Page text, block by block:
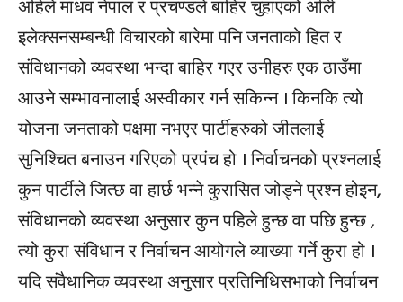
अहिले माधव नेपाल र प्रचण्डले बाहिर चुहाएको अर्लि
इलेक्सनसम्बन्धी विचारको बारेमा पनि जनताको हित र
संविधानको व्यवस्था भन्दा बाहिर गएर उनीहरु एक ठाउँमा
आउने सम्भावनालाई अस्वीकार गर्न सकिन्न । किनकि त्यो
योजना जनताको पक्षमा नभएर पार्टीहरुको जीतलाई
सुनिश्चित बनाउन गरिएको प्रपंच हो । निर्वाचनको प्रश्नलाई
कुन पार्टीले जित्छ वा हार्छ भन्ने कुरासित जोड्ने प्रश्न होइन,
संविधानको व्यवस्था अनुसार कुन पहिले हुन्छ वा पछि हुन्छ ,
त्यो कुरा संविधान र निर्वाचन आयोगले व्याख्या गर्ने कुरा हो ।
यदि संवैधानिक व्यवस्था अनुसार प्रतिनिधिसभाको निर्वाचन